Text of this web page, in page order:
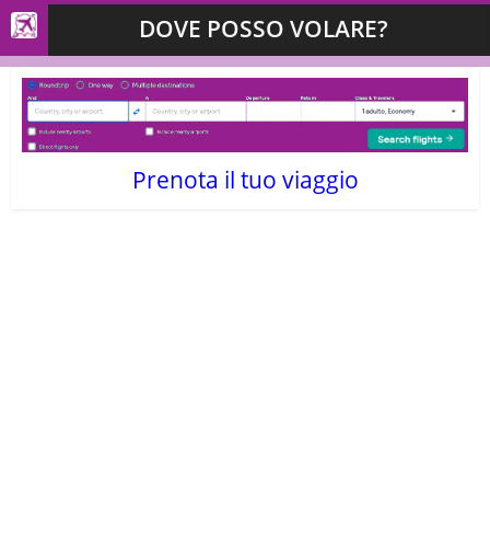
DOVE POSSO VOLARE?
Prenota il tuo viaggio